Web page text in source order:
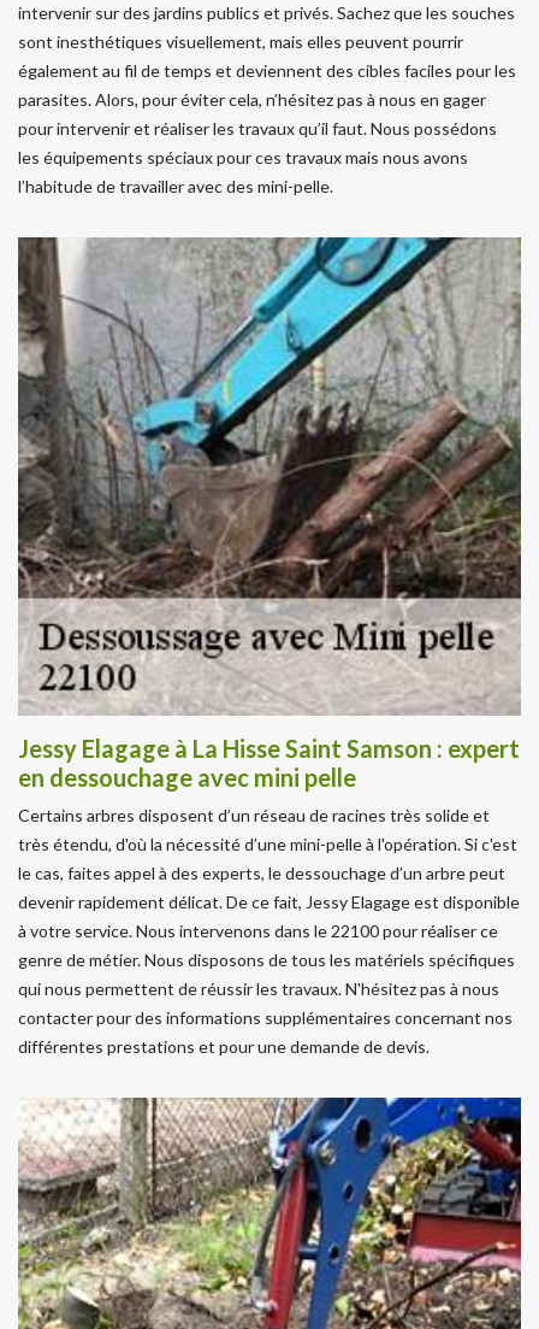
intervenir sur des jardins publics et privés. Sachez que les souches
sont inesthétiques visuellement, mais elles peuvent pourrir
également au fil de temps et deviennent des cibles faciles pour les
parasites. Alors, pour éviter cela, n’hésitez pas à nous en gager
pour intervenir et réaliser les travaux qu’il faut. Nous possédons
les équipements spéciaux pour ces travaux mais nous avons
l’habitude de travailler avec des mini-pelle.
Jessy Elagage à La Hisse Saint Samson : expert
en dessouchage avec mini pelle
Certains arbres disposent d’un réseau de racines très solide et
très étendu, d'où la nécessité d’une mini-pelle à l'opération. Si c'est
le cas, faites appel à des experts, le dessouchage d’un arbre peut
devenir rapidement délicat. De ce fait, Jessy Elagage est disponible
à votre service. Nous intervenons dans le 22100 pour réaliser ce
genre de métier. Nous disposons de tous les matériels spécifiques
qui nous permettent de réussir les travaux. N'hésitez pas à nous
contacter pour des informations supplémentaires concernant nos
différentes prestations et pour une demande de devis.